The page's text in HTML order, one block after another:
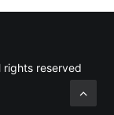
reserved